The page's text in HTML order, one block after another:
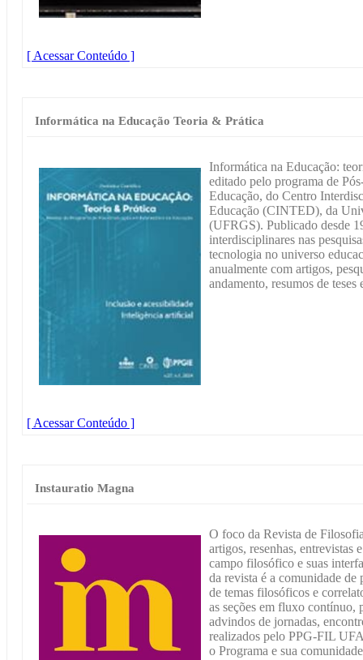
[ Acessar Conteúdo ]
Informática na Educação Teoria & Prática
Informática na Educação:
editado pelo programa de
Educação, do Centro
Educação (CINTED), da
(UFRGS). Publicado desde
interdisciplinares nas
tecnologia no universo
anualmente com artigos,
andamento, resumos de teses
[ Acessar Conteúdo ]
Instauratio Magna
O foco da Revista de
artigos, resenhas, entrevistas
campo filosófico e suas
da revista é a comunidade de
de temas filosóficos e
as seções em fluxo contínuo,
advindos de jornadas,
realizados pelo PPG-FIL
o Programa e sua